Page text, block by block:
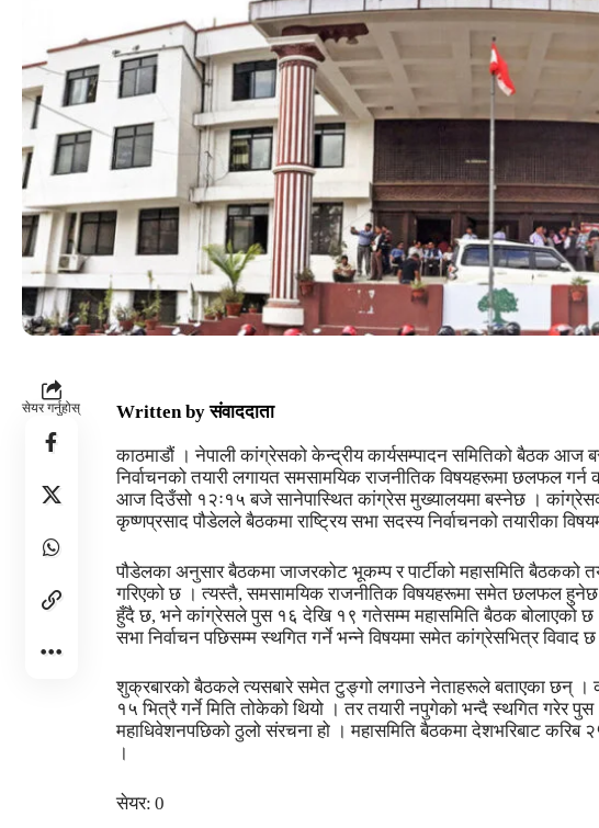
सेयर गर्नुहोस् Written by संवाददाता
काठमाडौं । नेपाली कांग्रेसको केन्द्रीय कार्यसम्पादन समितिको बैठक आज
निर्वाचनको तयारी लगायत समसामयिक राजनीतिक विषयहरूमा छलफल
आज दिउँसो १२ः१५ बजे सानेपास्थित कांग्रेस मुख्यालयमा बस्नेछ ।
कृष्णप्रसाद पौडेलले बैठकमा राष्ट्रिय सभा सदस्य निर्वाचनको तयारीका
पौडेलका अनुसार बैठकमा जाजरकोट भूकम्प र पार्टीको महासमिति बैठकको
गरिएको छ । त्यस्तै, समसामयिक राजनीतिक विषयहरूमा समेत छलफल हुनेछ
हुँदै छ, भने कांग्रेसले पुस १६ देखि १९ गतेसम्म महासमिति बैठक बोलाएको छ ।
सभा निर्वाचन पछिसम्म स्थगित गर्ने भन्ने विषयमा समेत कांग्रेसभित्र विवाद
शुक्रबारको बैठकले त्यसबारे समेत टुङ्गो लगाउने नेताहरूले बताएका छन्
१५ भित्रै गर्ने मिति तोकेको थियो । तर तयारी नपुगेको भन्दै स्थगित गरेर
महाधिवेशनपछिको ठुलो संरचना हो । महासमिति बैठकमा देशभरिबाट करिब
।
सेयर: 0